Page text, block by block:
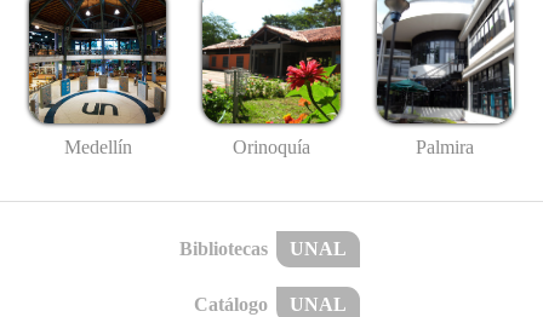
Medellín Orinoquía Palmira
Bibliotecas UNAL
Catálogo UNAL